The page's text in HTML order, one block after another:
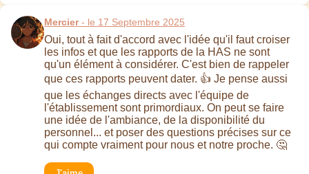
Mercier- le 17 Septembre 2025
Oui, tout à fait d'accord avec l'idée qu'il faut croiser
les infos et que les rapports de la HAS ne sont
qu'un élément à considérer. C'est bien de rappeler
que ces rapports peuvent dater. 👍 Je pense aussi
que les échanges directs avec l'équipe de
l'établissement sont primordiaux. On peut se faire
une idée de l'ambiance, de la disponibilité du
personnel... et poser des questions précises sur ce
qui compte vraiment pour nous et notre proche. 🤔